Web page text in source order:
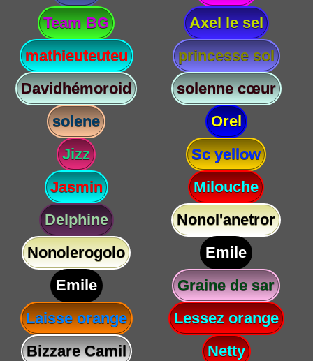
Team BG
Axel le sel
mathieuteuteu
princesse sol
Davidhémoroid
solenne cœur
solene
Orel
Jizz
Sc yellow
Jasmin
Milouche
Delphine
Nonol'anetror
Nonolerogolo
Emile
Emile
Graine de sar
Laisse orange
Lessez orange
Bizzare Camil
Netty